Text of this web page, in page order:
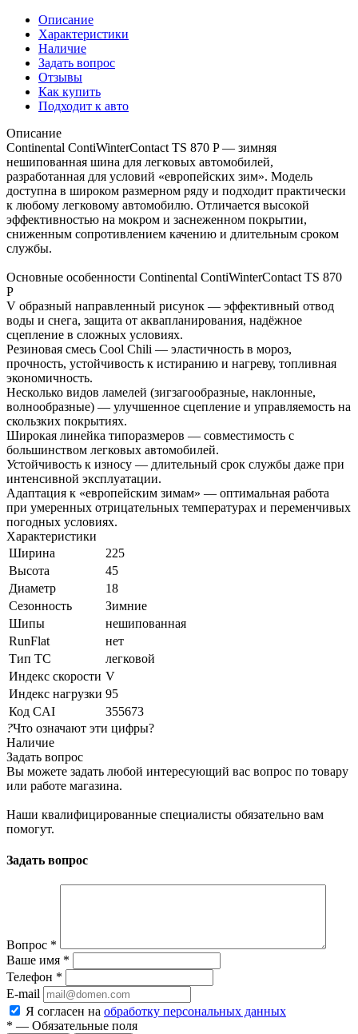
Описание
Характеристики
Наличие
Задать вопрос
Отзывы
Как купить
Подходит к авто
Описание
Continental ContiWinterContact TS 870 P — зимняя
нешипованная шина для легковых автомобилей,
разработанная для условий «европейских зим». Модель
доступна в широком размерном ряду и подходит практически
к любому легковому автомобилю. Отличается высокой
эффективностью на мокром и заснеженном покрытии,
сниженным сопротивлением качению и длительным сроком
службы.
Основные особенности Continental ContiWinterContact TS 870
P
V образный направленный рисунок — эффективный отвод
воды и снега, защита от аквапланирования, надёжное
сцепление в сложных условиях.
Резиновая смесь Cool Chili — эластичность в мороз,
прочность, устойчивость к истиранию и нагреву, топливная
экономичность.
Несколько видов ламелей (зигзагообразные, наклонные,
волнообразные) — улучшенное сцепление и управляемость на
скользких покрытиях.
Широкая линейка типоразмеров — совместимость с
большинством легковых автомобилей.
Устойчивость к износу — длительный срок службы даже при
интенсивной эксплуатации.
Адаптация к «европейским зимам» — оптимальная работа
при умеренных отрицательных температурах и переменчивых
погодных условиях.
Характеристики
Ширина
225
Высота
45
Диаметр
18
Сезонность
Зимние
Шипы
нешипованная
RunFlat
нет
Тип ТС
легковой
Индекс скорости V
Индекс нагрузки 95
Код CAI
355673
?Что означают эти цифры?
Наличие
Задать вопрос
Вы можете задать любой интересующий вас вопрос по товару
или работе магазина.
Наши квалифицированные специалисты обязательно вам
помогут.
Задать вопрос
Вопрос *
Ваше имя *
Телефон *
E-mail
Я согласен на обработку персональных данных
* — Обязательные поля